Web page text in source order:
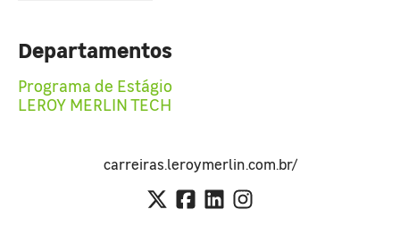
Departamentos
Programa de Estágio
LEROY MERLIN TECH
carreiras.leroymerlin.com.br/